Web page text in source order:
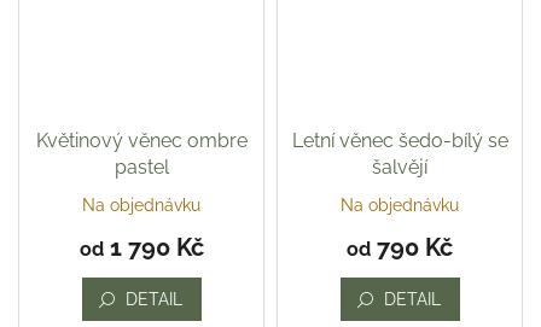
Květinový věnec ombre
pastel
Průměrné
produktu
Na objednávku
od1 790 Kč
DETAIL
Letní věnec šedo-bílý se
šalvějí
Na objednávku
od 790 Kč
DETAIL